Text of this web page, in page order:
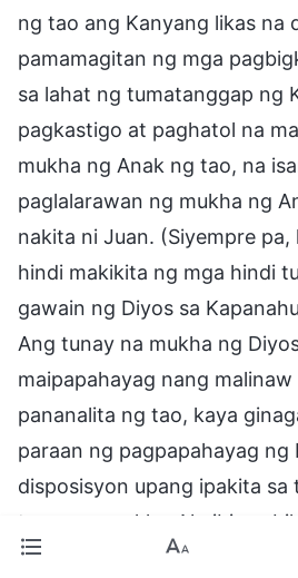
ng tao ang Kanyang likas na
pamamagitan ng mga
sa lahat ng tumatanggap ng
pagkastigo at paghatol na
mukha ng Anak ng tao, na
paglalarawan ng mukha ng
nakita ni Juan. (Siyempre
hindi makikita ng mga hindi
gawain ng Diyos sa
Ang tunay na mukha ng
maipapahayag nang
pananalita ng tao, kaya
paraan ng pagpapahayag ng
disposisyon upang ipakita sa
tunay na mukha. Na ibig
umarok sa likas na